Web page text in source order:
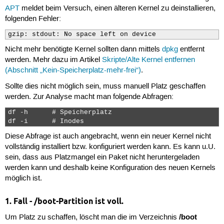
APTmeldet beim Versuch, einen älteren Kernel zu deinstallieren,
folgenden Fehler:
gzip: stdout: No space left on device
Nicht mehr benötigte Kernel sollten dann mittels dpkgentfernt
werden. Mehr dazu im Artikel Skripte/Alte Kernel entfernen
(Abschnitt „Kein-Speicherplatz-mehr-frei“).
Sollte dies nicht möglich sein, muss manuell Platz geschaffen
werden. Zur Analyse macht man folgende Abfragen:
df -h      # Speicherplatz
df -i      # Inodes
Diese Abfrage ist auch angebracht, wenn ein neuer Kernel nicht
vollständig installiert bzw. konfiguriert werden kann. Es kann u.U.
sein, dass aus Platzmangel ein Paket nicht heruntergeladen
werden kann und deshalb keine Konfiguration des neuen Kernels
möglich ist.
1. Fall - /boot-Partition ist voll.
Um Platz zu schaffen, löscht man die im Verzeichnis /boot